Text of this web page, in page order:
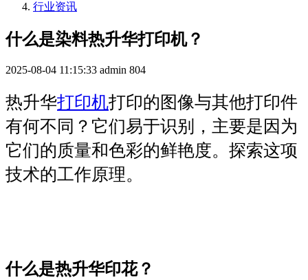
行业资讯
什么是染料热升华打印机？
2025-08-04 11:15:33 admin 804
热升华打印机打印的图像与其他打印件
有何不同？它们易于识别，主要是因为
它们的质量和色彩的鲜艳度。探索这项
技术的工作原理。
什么是热升华印花？